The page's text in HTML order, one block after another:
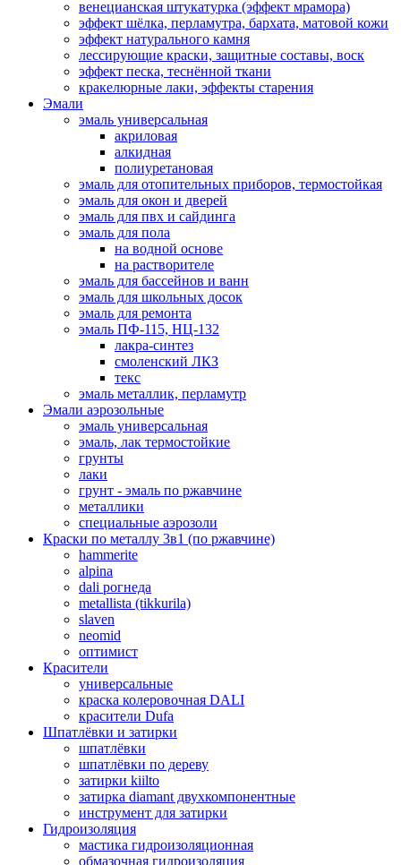
венецианская штукатурка (эффект мрамора)
эффект шёлка, перламутра, бархата, матовой кожи
эффект натурального камня
лессирующие краски, защитные составы, воск
эффект песка, теснённой ткани
кракелюрные лаки, эффекты старения
Эмали
эмаль универсальная
акриловая
алкидная
полиуретановая
эмаль для отопительных приборов, термостойкая
эмаль для окон и дверей
эмаль для пвх и сайдинга
эмаль для пола
на водной основе
на растворителе
эмаль для бассейнов и ванн
эмаль для школьных досок
эмаль для ремонта
эмаль ПФ-115, НЦ-132
лакра-синтез
смоленский ЛКЗ
текс
эмаль металлик, перламутр
Эмали аэрозольные
эмаль универсальная
эмаль, лак термостойкие
грунты
лаки
грунт - эмаль по ржавчине
металлики
специальные аэрозоли
Краски по металлу 3в1 (по ржавчине)
hammerite
alpina
dali рогнеда
metallista (tikkurila)
slaven
neomid
оптимист
Красители
универсальные
краска колеровочная DALI
красители Dufa
Шпатлёвки и затирки
шпатлёвки
шпатлёвки по дереву
затирки kiilto
затирка diamant двухкомпонентные
инструмент для затирки
Гидроизоляция
мастика гидроизоляционная
обмазочная гидроизоляция